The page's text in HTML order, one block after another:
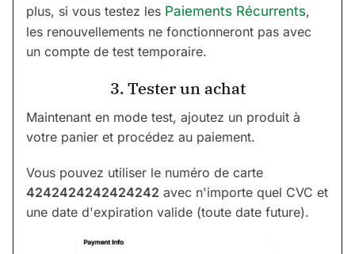
plus, si vous testez les Paiements Récurrents,
les renouvellements ne fonctionneront pas avec
un compte de test temporaire.
3. Tester un achat
Maintenant en mode test, ajoutez un produit à
votre panier et procédez au paiement.
Vous pouvez utiliser le numéro de carte
4242424242424242 avec n'importe quel CVC et
une date d'expiration valide (toute date future).